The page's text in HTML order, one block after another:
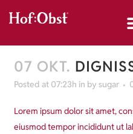
07 OKT.
Posted at 07:23h in by sugar
Lorem ipsum dolor sit amet,
eiusmod tempor incididunt ut